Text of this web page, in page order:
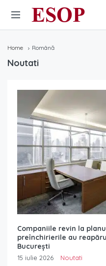
ESOP
Home Română
Noutati
Companiile revin la
preînchirierile au
București
15 iulie 2026
Noutati